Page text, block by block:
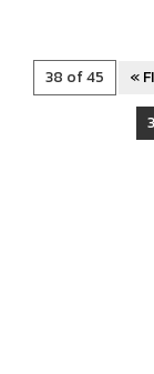
38 of 45 «